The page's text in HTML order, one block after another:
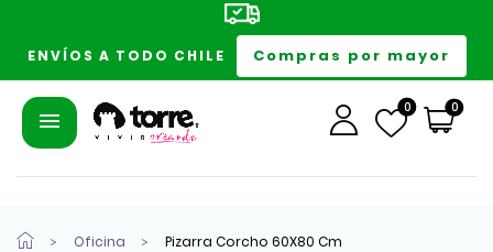
ENVÍOS A TODO CHILE Compras por mayor
0 0
Oficina Pizarra Corcho 60X80 Cm